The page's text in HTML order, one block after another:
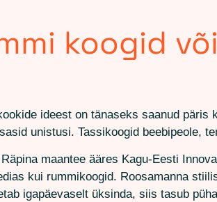
koogid
ideest on tänaseks saanud
unistusi. Tassikoogid beebipeole,
maantee ääres Kagu-Eesti
kui rummikoogid. Roosamanna
igapäevaselt üksinda, siis tasub